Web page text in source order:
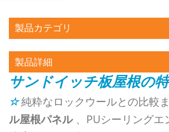
製品カテゴリ
製品詳細
サンドイッチ板屋根の
☆純粋なロックウールとの比較
ル屋根パネル、PUシーリングエ